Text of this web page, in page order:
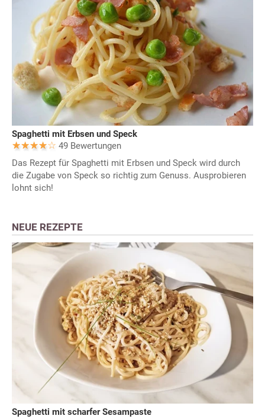
Spaghetti mit Erbsen und Speck
49 Bewertungen
Das Rezept für Spaghetti mit Erbsen und Speck wird durch
die Zugabe von Speck so richtig zum Genuss. Ausprobieren
lohnt sich!
NEUE REZEPTE
Spaghetti mit scharfer Sesampaste